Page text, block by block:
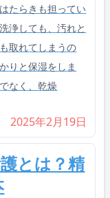
たらきも担ってい
浄しても、汚れと
取れてしまうの
りと保湿をしま
なく、乾燥
2025年2月19日
とは？精